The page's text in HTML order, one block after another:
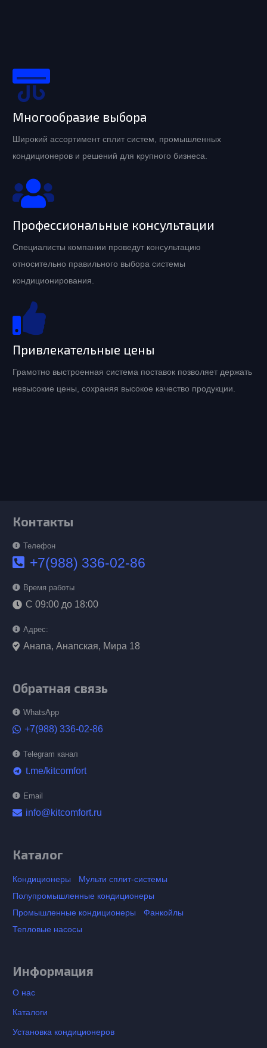
Многообразие выбора
Широкий ассортимент сплит систем, промышленных
кондиционеров и решений для крупного бизнеса.
Профессиональные консультации
Специалисты компании проведут консультацию
относительно правильного выбора системы
кондиционирования.
Привлекательные цены
Грамотно выстроенная система поставок позволяет держать
невысокие цены, сохраняя высокое качество продукции.
Контакты
Телефон
+7(988) 336-02-86
Время работы
С 09:00 до 18:00
Адрес:
Анапа, Анапская, Мира 18
Обратная связь
WhatsApp
+7(988) 336-02-86
Telegram канал
telegram t.me/kitcomfort
Email
info@kitcomfort.ru
Каталог
Кондиционеры
Мульти сплит-системы
Полупромышленные кондиционеры
Промышленные кондиционеры
Фанкойлы
Тепловые насосы
Информация
О нас
Каталоги
Установка кондиционеров